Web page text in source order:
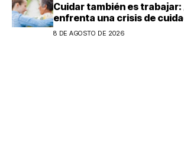
Cuidar también es
enfrenta una crisis de
8 DE AGOSTO DE 2026